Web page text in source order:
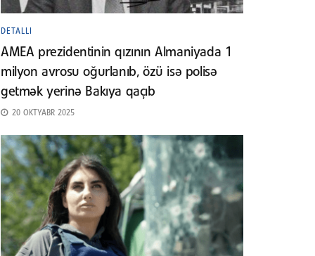
DETALLI
AMEA prezidentinin qızının Almaniyada 1
milyon avrosu oğurlanıb, özü isə polisə
getmək yerinə Bakıya qaçıb
20 OKTYABR 2025